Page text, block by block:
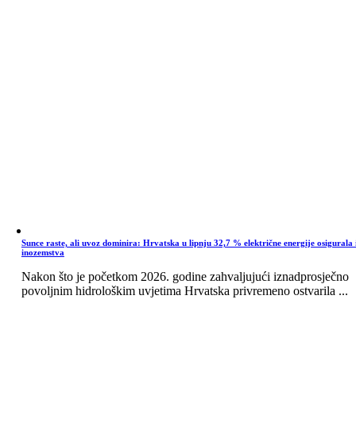
Sunce raste, ali uvoz dominira: Hrvatska u lipnju 32,7 % električne energije osigurala
inozemstva
Nakon što je početkom 2026. godine zahvaljujući iznadprosječno
povoljnim hidrološkim uvjetima Hrvatska privremeno ostvarila ...